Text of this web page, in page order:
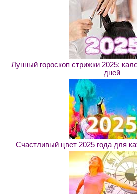
Лунный гороскоп стрижки 2025:
дней
Счастливый цвет 2025 года для